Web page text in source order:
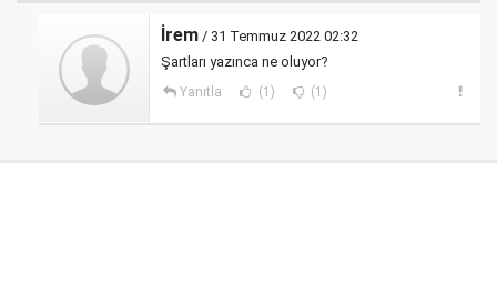
İrem / 31 Temmuz 2022 02:32
Şartları yazınca ne oluyor?
Yanıtla (1) (1)